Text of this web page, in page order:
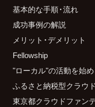
基本的な手順・流れ
成功事例の解説
メリット・デメリット
Fellowship
"ローカル"の活動を始め
ふるさと納税型クラウ
東京都クラウドファン